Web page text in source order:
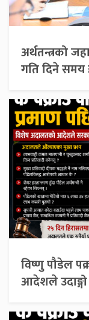
अर्थतन्त्रको
गति दिने समय
विष्णु पौडेल
आदेशले